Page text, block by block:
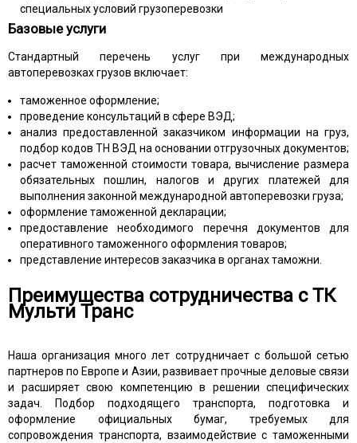
специальных условий грузоперевозки
Базовые услуги
Стандартный перечень услуг при международных
автоперевозках грузов включает:
таможенное оформление;
проведение консультаций в сфере ВЭД;
анализ предоставленной заказчиком информации на груз,
подбор кодов ТН ВЭД на основании отгрузочных документов;
расчет таможенной стоимости товара, вычисление размера
обязательных пошлин, налогов и других платежей для
выполнения законной международной автоперевозки груза;
оформление таможенной декларации;
предоставление необходимого перечня документов для
оперативного таможенного оформления товаров;
представление интересов заказчика в органах таможни.
Преимущества сотрудничества с ТК
Мульти Транс
Наша организация много лет сотрудничает с большой сетью
партнеров по Европе и Азии, развивает прочные деловые связи
и расширяет свою компетенцию в решении специфических
задач. Подбор подходящего транспорта, подготовка и
оформление официальных бумаг, требуемых для
сопровождения транспорта, взаимодействие с таможенными